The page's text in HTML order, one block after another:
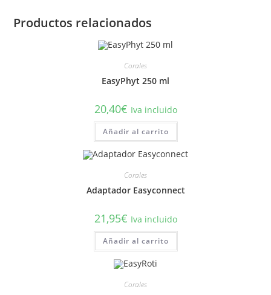
Productos relacionados
Corales
EasyPhyt 250 ml
20,40€ Iva incluido
Añadir al carrito
Corales
Adaptador Easyconnect
21,95€ Iva incluido
Añadir al carrito
Corales